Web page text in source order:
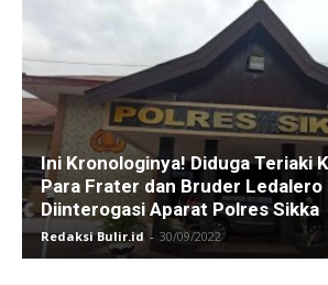
Ini Kronologinya! Diduga Teriaki
Para Frater dan Bruder Ledalero
Diinterogasi Aparat Polres Sikka
Redaksi Bulir.id - 30/09/2022